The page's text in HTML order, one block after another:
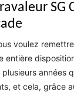
voulez
entière
plusieurs années
et cela, grâce